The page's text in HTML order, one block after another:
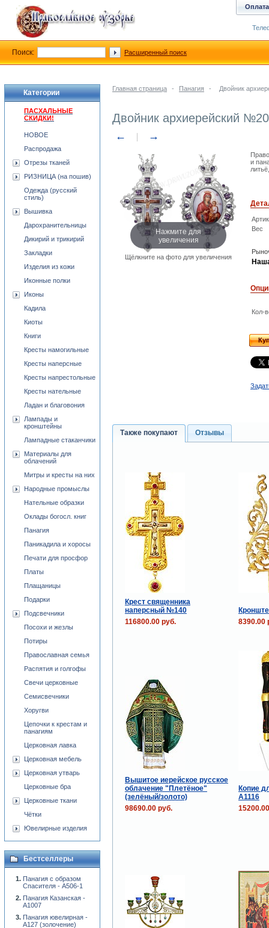
Главная страница - Панагия - Двойник
Двойник архиерейский
← →
Нажмите для
увеличения
Щёлкните на фото для увеличения
и
Вес
Кол-
Также покупают Отзывы
Крест священника
наперсный №140
116800.00 руб.
8390.00
Вышитое иерейское русское
облачение "Плетёное"
(зелёный/золото)
Копие
А1116
98690.00 руб.
Категории
ПАСХАЛЬНЫЕ
СКИДКИ!
НОВОЕ
Распродажа
Отрезы тканей
РИЗНИЦА (на пошив)
Одежда (русский
стиль)
Вышивка
Дарохранительницы
Дикирий и трикирий
Закладки
Изделия из кожи
Иконные полки
Иконы
Кадила
Киоты
Книги
Кресты намогильные
Кресты наперсные
Кресты напрестольные
Кресты нательные
Ладан и благовония
Лампады и
кронштейны
Лампадные стаканчики
Материалы для
облачений
Митры и кресты на них
Народные промыслы
Нательные образки
Оклады богосл. книг
Панагия
Паникадила и хоросы
Печати для просфор
Платы
Плащаницы
Подарки
Подсвечники
Посохи и жезлы
Потиры
Православная семья
Распятия и голгофы
Свечи церковные
Семисвечники
Хоругви
Цепочки к крестам и
панагиям
Церковная лавка
Церковная мебель
Церковная утварь
Церковные бра
Церковные ткани
Чётки
Ювелирные изделия
Бестселлеры
Панагия с образом
Спасителя - A506-1
Панагия Казанская -
А1007
Панагия ювелирная -
А127 (золочение)
Оплата
Поиск: Расширенный поиск